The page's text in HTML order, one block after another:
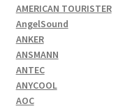
AMERICAN TOURISTER
AngelSound
ANKER
ANSMANN
ANTEC
ANYCOOL
AOC